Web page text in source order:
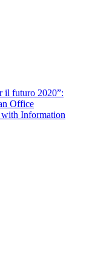
il futuro 2020”:
Office
Information